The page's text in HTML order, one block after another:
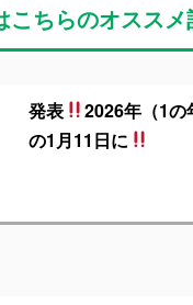
こちらのオスス
発表
2026年（1の
の1月11日に